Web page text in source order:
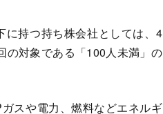
持つ持ち株会社としては、4
の対象である「100人未満」の
スや電力、燃料などエネルギ